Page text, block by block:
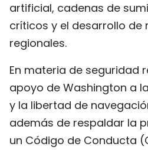
artificial, cadenas de
críticos y el desarrollo de
regionales.
En materia de seguridad
apoyo de Washington a
y la libertad de
además de respaldar la
un Código de Conducta